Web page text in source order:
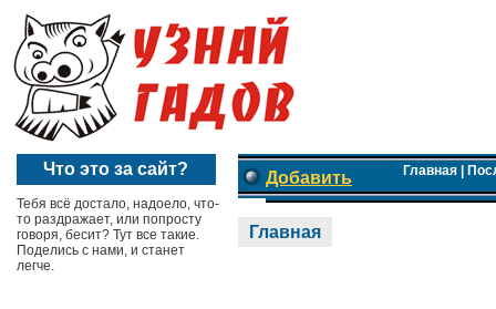
Что это за сайт?
Тебя всё достало, надоело, что-
то раздражает, или попросту
говоря, бесит? Тут все такие.
Поделись с нами, и станет
легче.
Добавить Главная
Главная